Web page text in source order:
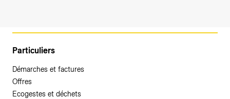
Particuliers
Démarches et factures
Offres
Ecogestes et déchets